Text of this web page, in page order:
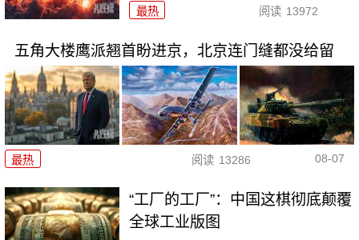
最热 阅读 13972
五角大楼鹰派翘首盼进京，北京连门缝都没给留
最热 阅读 13286 08-07
“工厂的工厂”：中国这棋彻底颠覆
全球工业版图